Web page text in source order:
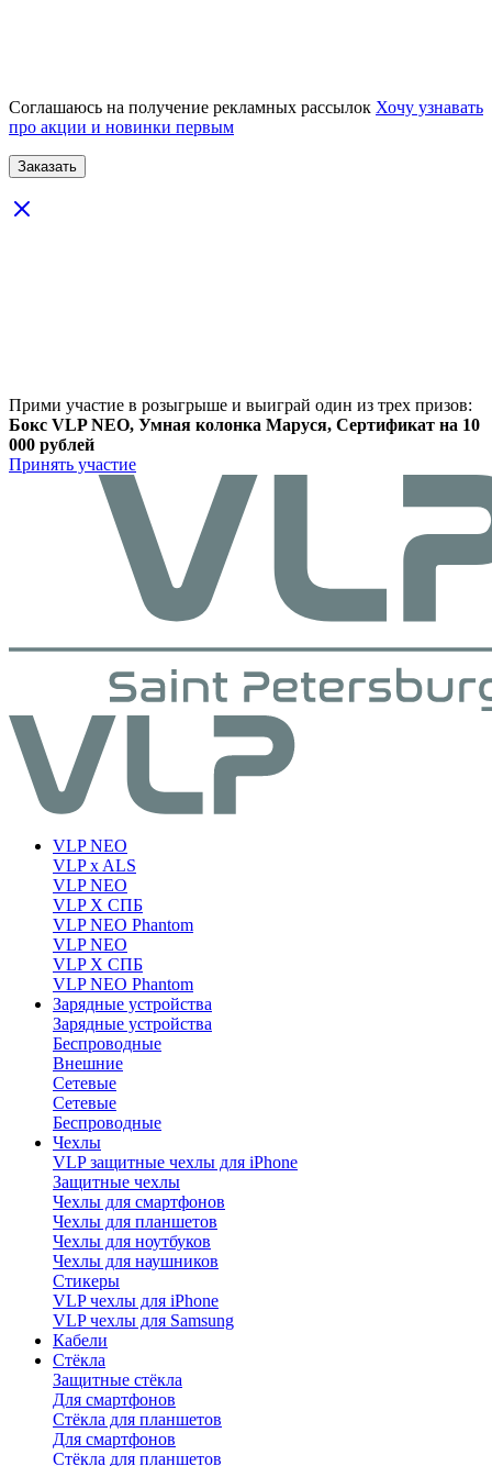
Соглашаюсь на получение рекламных рассылок Хочу узнавать
про акции и новинки первым
Прими участие в розыгрыше и выиграй один из трех призов:
Бокс VLP NEO, Умная колонка Маруся, Сертификат на 10
000 рублей
Принять участие
VLP NEO
VLP x ALS
VLP NEO
VLP X СПБ
VLP NEO Phantom
VLP NEO
VLP X СПБ
VLP NEO Phantom
Зарядные устройства
Зарядные устройства
Беспроводные
Внешние
Сетевые
Сетевые
Беспроводные
Чехлы
VLP защитные чехлы для iPhone
Защитные чехлы
Чехлы для смартфонов
Чехлы для планшетов
Чехлы для ноутбуков
Чехлы для наушников
Стикеры
VLP чехлы для iPhone
VLP чехлы для Samsung
Кабели
Стёкла
Защитные стёкла
Для смартфонов
Стёкла для планшетов
Для смартфонов
Стёкла для планшетов